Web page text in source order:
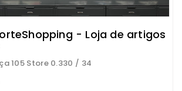
- Loja de artigos
105 Store 0.330 / 34